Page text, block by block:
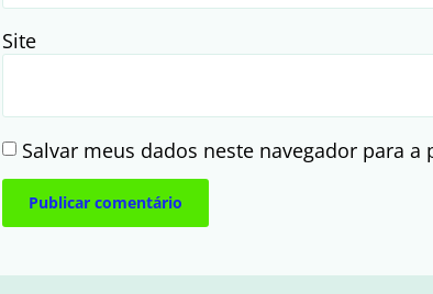
Site
Salvar meus dados neste navegador para